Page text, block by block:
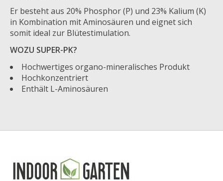
Er besteht aus 20% Phosphor (P) und 23% Kalium (K)
in Kombination mit Aminosäuren und eignet sich
somit ideal zur Blütestimulation.
WOZU SUPER-PK?
Hochwertiges organo-mineralisches Produkt
Hochkonzentriert
Enthält L-Aminosäuren